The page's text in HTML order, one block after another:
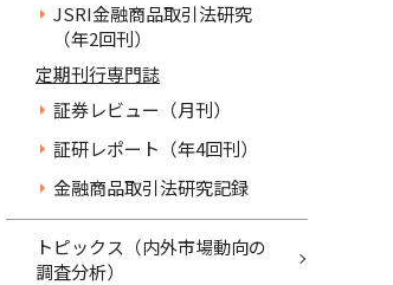
JSRI金融商品取引法研究
（年2回刊）
定期刊行専門誌
証券レビュー（月刊）
証研レポート（年4回刊）
金融商品取引法研究記録
トピックス（内外市場動向の
調査分析）